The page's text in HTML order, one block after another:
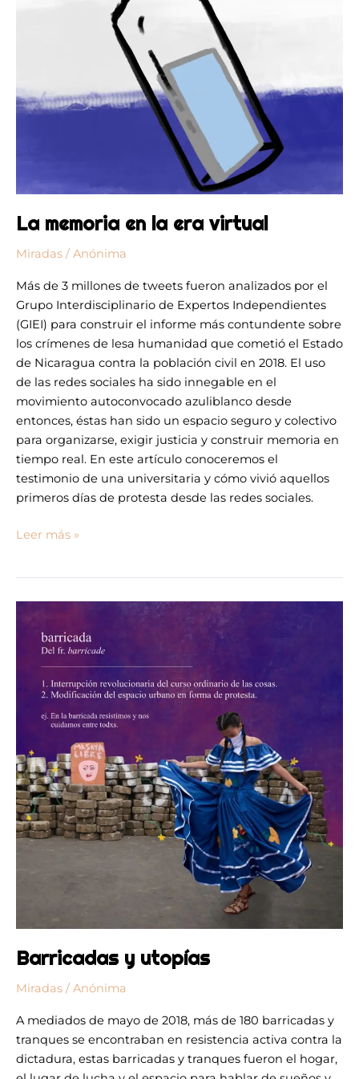
La memoria en la era virtual
Miradas / Anónima
Más de 3 millones de tweets fueron analizados por el
Grupo Interdisciplinario de Expertos Independientes
(GIEI) para construir el informe más contundente sobre
los crímenes de lesa humanidad que cometió el Estado
de Nicaragua contra la población civil en 2018. El uso
de las redes sociales ha sido innegable en el
movimiento autoconvocado azuliblanco desde
entonces, éstas han sido un espacio seguro y colectivo
para organizarse, exigir justicia y construir memoria en
tiempo real. En este artículo conoceremos el
testimonio de una universitaria y cómo vivió aquellos
primeros días de protesta desde las redes sociales.
Leer más »
Barricadas y utopías
Miradas / Anónima
A mediados de mayo de 2018, más de 180 barricadas y
tranques se encontraban en resistencia activa contra la
dictadura, estas barricadas y tranques fueron el hogar,
utopías